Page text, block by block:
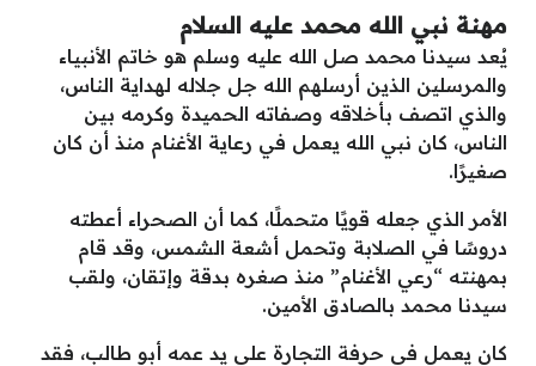
مهنة نبي الله محمد عليه السلام
يُعد سيدنا محمد صل الله عليه وسلم هو خاتم الأنبياء
والمرسلين الذين أرسلهم الله جل جلاله لهداية الناس،
والذي اتصف بأخلاقه وصفاته الحميدة وكرمه بين
الناس، كان نبي الله يعمل في رعاية الأغنام منذ أن كان
صغيرًا.
الأمر الذي جعله قويًا متحملًا، كما أن الصحراء أعطته
دروسًا في الصلابة وتحمل أشعة الشمس، وقد قام
بمهنته “رعي الأغنام” منذ صغره بدقة وإتقان، ولقب
سيدنا محمد بالصادق الأمين.
كان يعمل في حرفة التجارة على يد عمه أبو طالب، فقد